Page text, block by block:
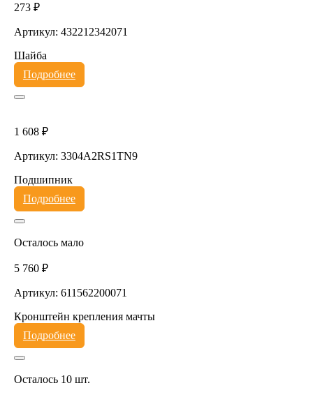
273 ₽
Артикул: 432212342071
Шайба
Подробнее
1 608 ₽
Артикул: 3304A2RS1TN9
Подшипник
Подробнее
Осталось мало
5 760 ₽
Артикул: 611562200071
Кронштейн крепления мачты
Подробнее
Осталось 10 шт.